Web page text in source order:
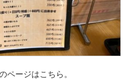
ページはこちら。